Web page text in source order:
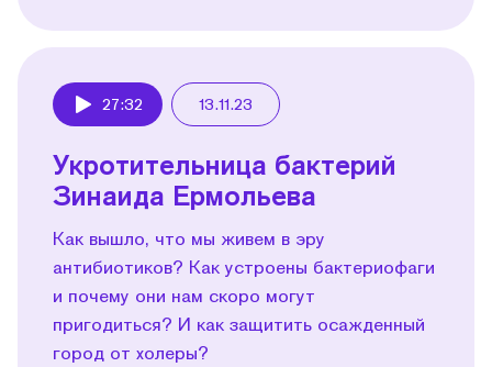
27:32 13.11.23
Укротительница бактерий
Зинаида Ермольева
Как вышло, что мы живем в эру
антибиотиков? Как устроены бактериофаги
и почему они нам скоро могут
пригодиться? И как защитить осажденный
город от холеры?